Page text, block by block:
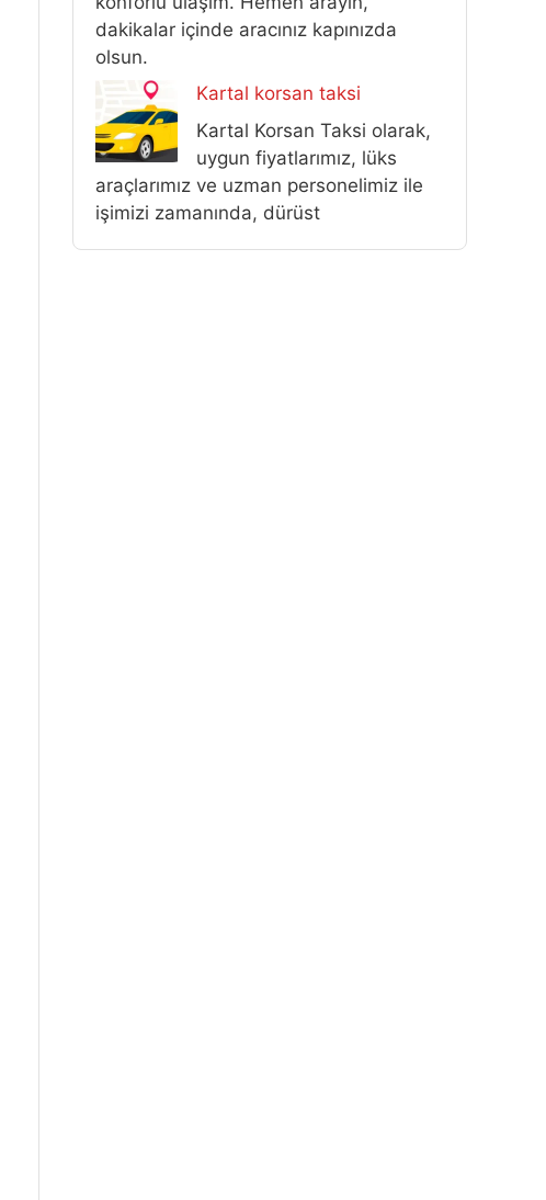
dakikalar içinde aracınız kapınızda
olsun.
Kartal korsan taksi
Kartal Korsan Taksi olarak,
uygun fiyatlarımız, lüks
araçlarımız ve uzman personelimiz ile
işimizi zamanında, dürüst